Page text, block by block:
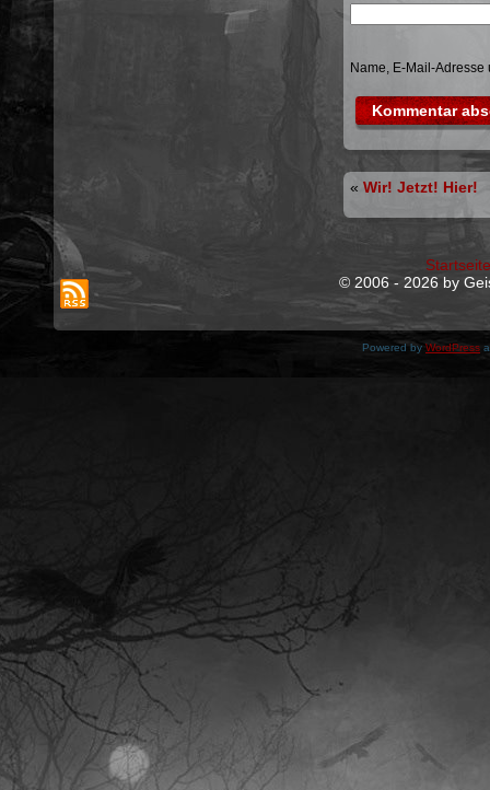
Name, E-Mail-
« Wir! Jetzt! Hier!
Startseite
© 2006 - 2026 by
Powered by WordPress